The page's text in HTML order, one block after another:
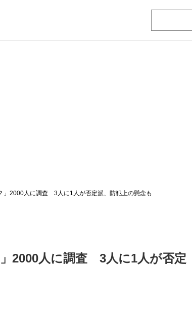
」2000人に調査 3人に1人が否定派、防犯上の懸念も
2000人に調査 3人に1人が否定